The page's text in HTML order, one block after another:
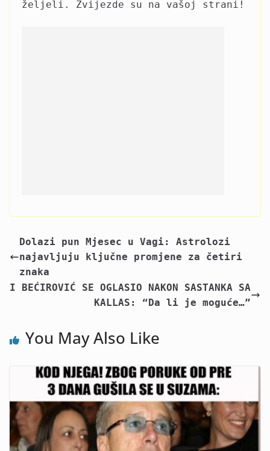
željeli. Zvijezde su na vašoj strani!
Dolazi pun Mjesec u Vagi: Astrolozi
najavljuju ključne promjene za četiri
znaka
I BEĆIROVIĆ SE OGLASIO NAKON SASTANKA SA
KALLAS: “Da li je moguće…”
You May Also Like